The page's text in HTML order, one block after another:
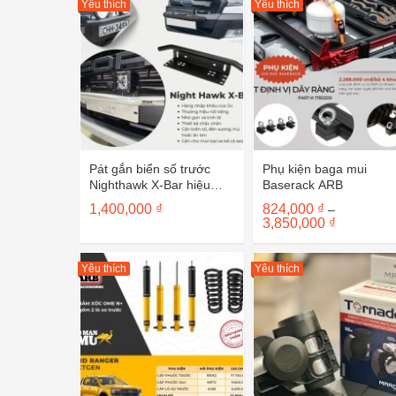
Yêu thích
Pát gắn biển số trước
Nighthawk X-Bar hiệu
Bushranger
1,400,000 ₫
Yêu thích
Phụ kiện baga mui
Baserack ARB
824,000 ₫ –
3,850,000 ₫Khoảng
từ
824,000 ₫
3,850,000
Yêu thích Yêu thích